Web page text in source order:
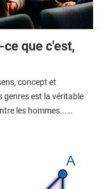
que c'est,
concept et
genres est la véritable
les hommes...…